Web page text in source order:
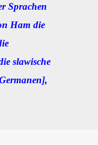
Sprachen
Ham die
slawische